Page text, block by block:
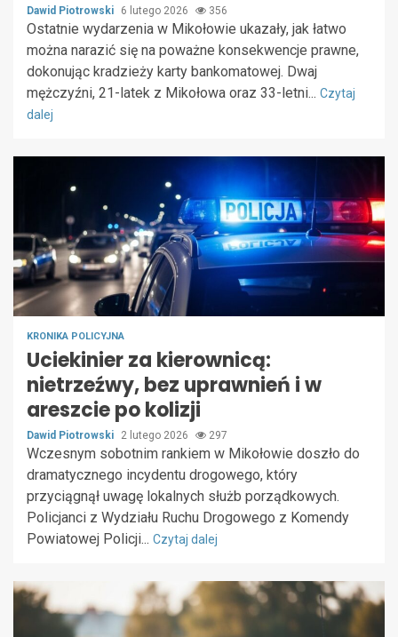
Dawid Piotrowski 6 lutego 2026 356
Ostatnie wydarzenia w Mikołowie ukazały, jak łatwo
można narazić się na poważne konsekwencje prawne,
dokonując kradzieży karty bankomatowej. Dwaj
mężczyźni, 21-latek z Mikołowa oraz 33-letni... Czytaj
dalej
KRONIKA POLICYJNA
Uciekinier za kierownicą:
nietrzeźwy, bez uprawnień i w
areszcie po kolizji
Dawid Piotrowski 2 lutego 2026 297
Wczesnym sobotnim rankiem w Mikołowie doszło do
dramatycznego incydentu drogowego, który
przyciągnął uwagę lokalnych służb porządkowych.
Policjanci z Wydziału Ruchu Drogowego z Komendy
Powiatowej Policji... Czytaj dalej